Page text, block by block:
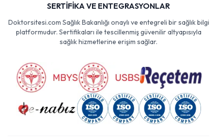
SERTİFİKA VE ENTEGRASYONLAR
Doktorsitesi.com Sağlık Bakanlığı onaylı ve entegreli bir sağlık bilgi
platformudur. Sertifikaları ile tescillenmiş güvenilir altyapısıyla
sağlık hizmetlerine erişim sağlar.